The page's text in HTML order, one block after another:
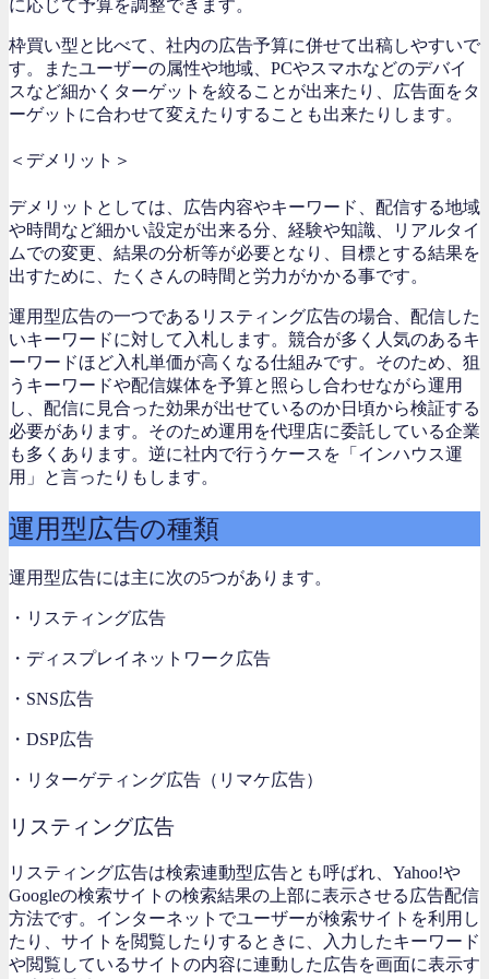
に応じて予算を調整できます。
枠買い型と比べて、社内の広告予算に併せて出稿しやすいで
す。またユーザーの属性や地域、PCやスマホなどのデバイ
スなど細かくターゲットを絞ることが出来たり、広告面をタ
ーゲットに合わせて変えたりすることも出来たりします。
＜デメリット＞
デメリットとしては、広告内容やキーワード、配信する地域
や時間など細かい設定が出来る分、経験や知識、リアルタイ
ムでの変更、結果の分析等が必要となり、目標とする結果を
出すために、たくさんの時間と労力がかかる事です。
運用型広告の一つであるリスティング広告の場合、配信した
いキーワードに対して入札します。競合が多く人気のあるキ
ーワードほど入札単価が高くなる仕組みです。そのため、狙
うキーワードや配信媒体を予算と照らし合わせながら運用
し、配信に見合った効果が出せているのか日頃から検証する
必要があります。そのため運用を代理店に委託している企業
も多くあります。逆に社内で行うケースを「インハウス運
用」と言ったりもします。
運用型広告の種類
運用型広告には主に次の5つがあります。
・リスティング広告
・ディスプレイネットワーク広告
・SNS広告
・DSP広告
・リターゲティング広告（リマケ広告）
リスティング広告
リスティング広告は検索連動型広告とも呼ばれ、Yahoo!や
Googleの検索サイトの検索結果の上部に表示させる広告配信
方法です。インターネットでユーザーが検索サイトを利用し
たり、サイトを閲覧したりするときに、入力したキーワード
や閲覧しているサイトの内容に連動した広告を画面に表示す